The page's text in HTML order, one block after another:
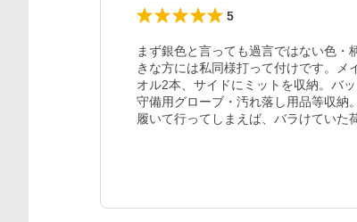
5
まず銀色と言っても過言ではない色
きな方には私同様打って付けです。メ
オル2本、サイドにミットを収納。バ
守備用グローブ・汚れ落し用品等収納
履いて行ってしまえば、バラけていた